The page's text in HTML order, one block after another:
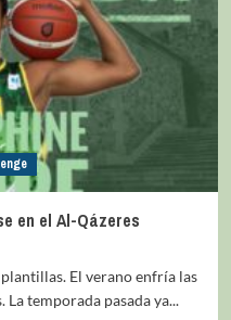
en el Al-Qázeres
El verano enfría las
temporada pasada ya...